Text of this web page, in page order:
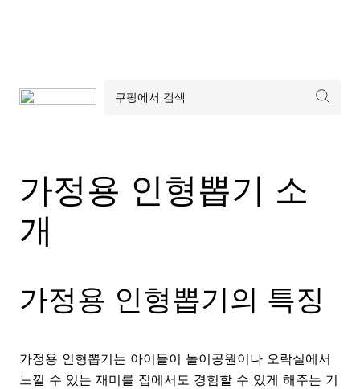
가정용 인형뽑기 소
개
가정용 인형뽑기의 특징
가정용 인형뽑기는 아이들이 놀이공원이나 오락실에서
느낄 수 있는 재미를 집에서도 경험할 수 있게 해주는 기